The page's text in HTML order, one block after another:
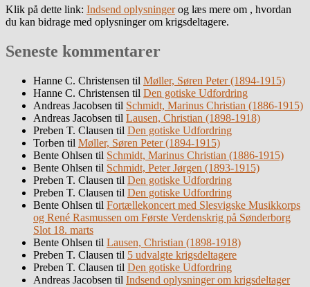
Klik på dette link: Indsend oplysningerog læs mere om , hvordan
du kan bidrage med oplysninger om krigsdeltagere.
Seneste kommentarer
Hanne C. Christensen til Møller, Søren Peter (1894-1915)
Hanne C. Christensen til Den gotiske Udfordring
Andreas Jacobsen til Schmidt, Marinus Christian (1886-1915)
Andreas Jacobsen til Lausen, Christian (1898-1918)
Preben T. Clausen til Den gotiske Udfordring
Torben til Møller, Søren Peter (1894-1915)
Bente Ohlsen til Schmidt, Marinus Christian (1886-1915)
Bente Ohlsen til Schmidt, Peter Jørgen (1893-1915)
Preben T. Clausen til Den gotiske Udfordring
Preben T. Clausen til Den gotiske Udfordring
Bente Ohlsen til Fortællekoncert med Slesvigske Musikkorps
og René Rasmussen om Første Verdenskrig på Sønderborg
Slot 18. marts
Bente Ohlsen til Lausen, Christian (1898-1918)
Preben T. Clausen til 5 udvalgte krigsdeltagere
Preben T. Clausen til Den gotiske Udfordring
Andreas Jacobsen til Indsend oplysninger om krigsdeltager